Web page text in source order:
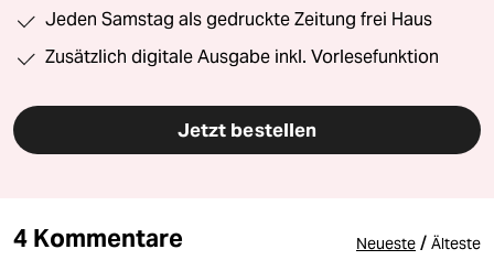
Jeden Samstag als gedruckte Zeitung frei Haus
Zusätzlich digitale Ausgabe inkl. Vorlesefunktion
Jetzt bestellen
4 Kommentare Neueste / Älteste